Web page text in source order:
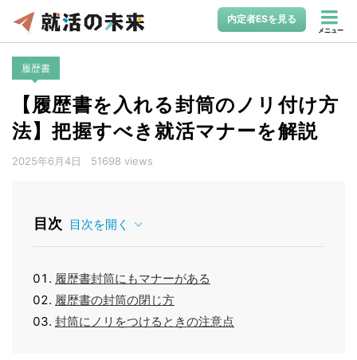
内定者ESを見る
メニュー
履歴書
【履歴書を入れる封筒のノリ付け方
法】把握すべき就活マナーを解説
2025年6月4日 51698 views
目次 目次を開く
履歴書封筒にもマナーがある
履歴書の封筒の閉じ方
封筒にノリをつけるときの注意点